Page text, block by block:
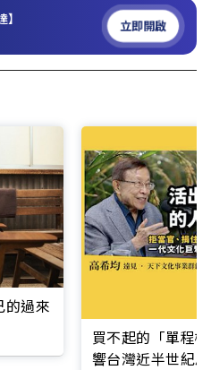
立即開啟
的過來
買不起的「單程
響台灣近半世紀